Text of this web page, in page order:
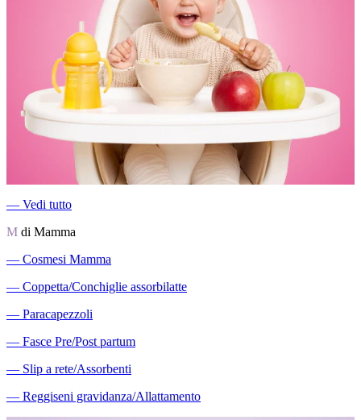
― Vedi tutto
M di Mamma
― Cosmesi Mamma
― Coppetta/Conchiglie assorbilatte
― Paracapezzoli
― Fasce Pre/Post partum
― Slip a rete/Assorbenti
― Reggiseni gravidanza/Allattamento